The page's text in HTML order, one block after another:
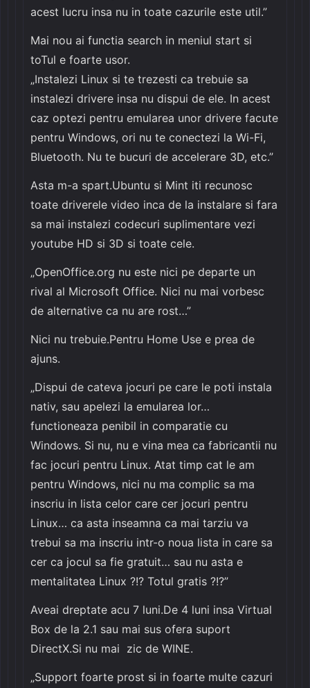
acest lucru insa nu in toate cazurile este util.”
Mai nou ai functia search in meniul start si
toTul e foarte usor.
„Instalezi Linux si te trezesti ca trebuie sa
instalezi drivere insa nu dispui de ele. In acest
caz optezi pentru emularea unor drivere facute
pentru Windows, ori nu te conectezi la Wi-Fi,
Bluetooth. Nu te bucuri de accelerare 3D, etc.”
Asta m-a spart.Ubuntu si Mint iti recunosc
toate driverele video inca de la instalare si fara
sa mai instalezi codecuri suplimentare vezi
youtube HD si 3D si toate cele.
„OpenOffice.org nu este nici pe departe un
rival al Microsoft Office. Nici nu mai vorbesc
de alternative ca nu are rost…”
Nici nu trebuie.Pentru Home Use e prea de
ajuns.
„Dispui de cateva jocuri pe care le poti instala
nativ, sau apelezi la emularea lor…
functioneaza penibil in comparatie cu
Windows. Si nu, nu e vina mea ca fabricantii nu
fac jocuri pentru Linux. Atat timp cat le am
pentru Windows, nici nu ma complic sa ma
inscriu in lista celor care cer jocuri pentru
Linux… ca asta inseamna ca mai tarziu va
trebui sa ma inscriu intr-o noua lista in care sa
cer ca jocul sa fie gratuit… sau nu asta e
mentalitatea Linux ?!? Totul gratis ?!?”
Aveai dreptate acu 7 luni.De 4 luni insa Virtual
Box de la 2.1 sau mai sus ofera suport
DirectX.Si nu mai zic de WINE.
„Support foarte prost si in foarte multe cazuri